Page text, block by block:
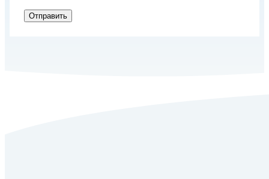
Отправить